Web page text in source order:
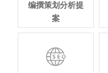
编撰策划分析提
案
